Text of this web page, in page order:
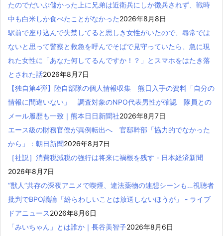
たのでだいぶ儲かった上に兄弟は近衛兵にしか徴兵されず、戦時
中も白米しか食べたことがなかった2026年8月8日
駅前で座り込んで失禁してると思しき女性がいたので、尋常では
ないと思って警察と救急を呼んでそばで見守っていたら、急に現
れた女性に「あなた何してるんですか！？」とスマホをはたき落
とされた話2026年8月7日
【独自第4弾】陸自部隊の個人情報収集 熊日入手の資料「自分の
情報に間違いない」 調査対象のNPO代表男性が確認 隊員との
メール履歴も一致｜熊本日日新聞社2026年8月7日
エース級の財務官僚が異例転出へ 官邸幹部「協力的でなかった
から」：朝日新聞2026年8月7日
［社説］消費税減税の強行は将来に禍根を残す - 日本経済新聞
2026年8月7日
“獣人”共存の深夜アニメで喫煙、違法薬物の連想シーンも…視聴者
批判でBPO議論「紛らわしいことは放送しないほうが」 - ライブ
ドアニュース2026年8月6日
「みいちゃん」とは誰か｜長谷美智子2026年8月6日